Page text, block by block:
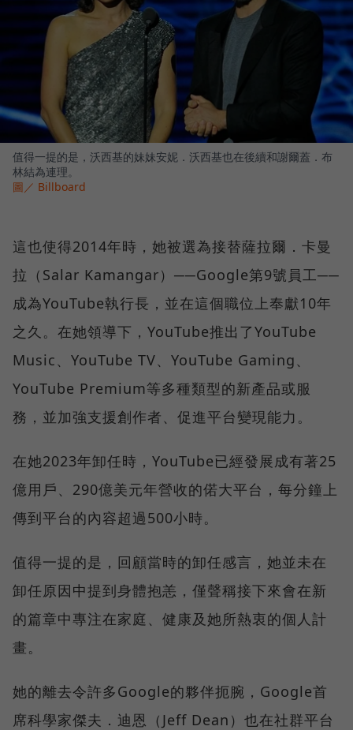
值得一提的是，沃西基的妹妹安妮．沃西基也在後續和謝爾蓋．布
林結為連理。
圖／ Billboard
這也使得2014年時，她被選為接替薩拉爾．卡曼
拉（Salar Kamangar）──Google第9號員工──
成為YouTube執行長，並在這個職位上奉獻10年
之久。在她領導下，YouTube推出了YouTube
Music、YouTube TV、YouTube Gaming、
YouTube Premium等多種類型的新產品或服
務，並加強支援創作者、促進平台變現能力。
在她2023年卸任時，YouTube已經發展成有著25
億用戶、290億美元年營收的偌大平台，每分鐘上
傳到平台的內容超過500小時。
值得一提的是，回顧當時的卸任感言，她並未在
卸任原因中提到身體抱恙，僅聲稱接下來會在新
的篇章中專注在家庭、健康及她所熱衷的個人計
畫。
她的離去令許多Google的夥伴扼腕，Google首
席科學家傑夫．迪恩（Jeff Dean）也在社群平台